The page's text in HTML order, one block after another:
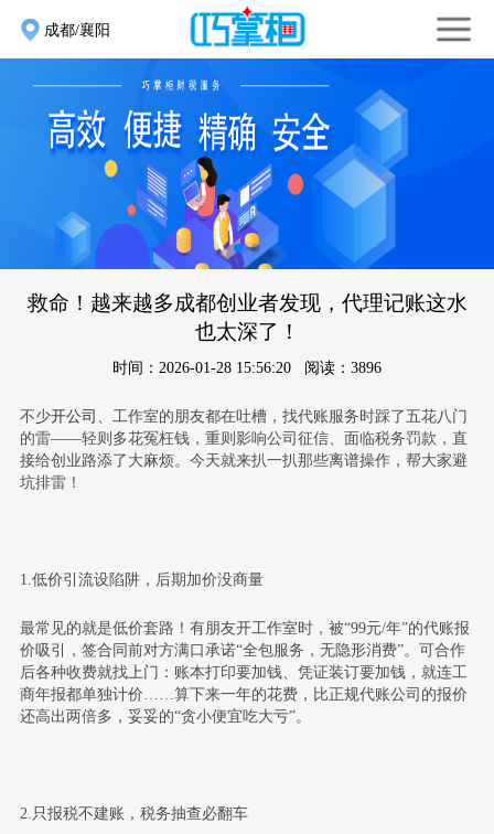
成都/襄阳
救命！越来越多成都创业者发现，代理记账这水
也太深了！
时间：2026-01-28 15:56:20 阅读：3896
不少开公司
、工作室的朋友都在吐槽，找代账服务时踩了五花八门
的雷——轻则多花冤枉钱，重则影响公司征信、面临税务罚款，直
接给创业路添了大麻烦。今天就来扒一扒那些离谱操作，帮大家避
坑排雷！
1.低价引流设陷阱，后期加价没商量
最常见的就是低价套路！有朋友开工作室时，被“99元/年”的代账报
价吸引，签合同前对方满口承诺“全包服务，无隐形消费”。可合作
后各种收费就找上门：账本打印要加钱、凭证装订要加钱，就连工
商年报都单独计价……算下来一年的花费，比正规代账公司的报价
还高出两倍多，妥妥的“贪小便宜吃大亏”。
2.只报税不建账，税务抽查必翻车